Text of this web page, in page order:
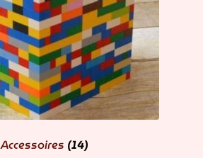
Accessoires (14)